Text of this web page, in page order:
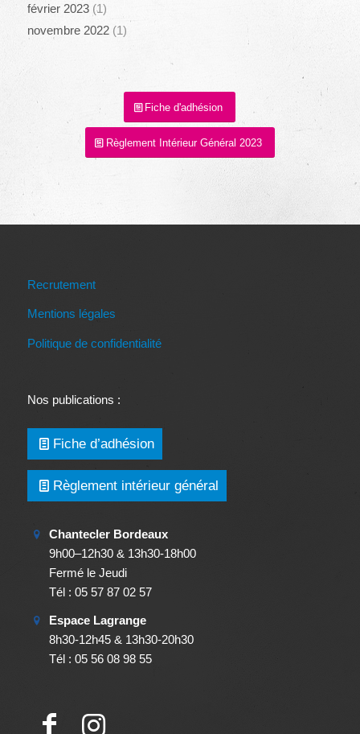
février 2023(1)
novembre 2022(1)
Fiche d'adhésion
Règlement Intérieur Général 2023
Recrutement
Mentions légales
Politique de confidentialité
Nos publications :
Fiche d’adhésion
Règlement intérieur général
Chantecler Bordeaux
9h00–12h30 & 13h30-18h00
Fermé le Jeudi
Tél : 05 57 87 02 57
Espace Lagrange
8h30-12h45 & 13h30-20h30
Tél : 05 56 08 98 55